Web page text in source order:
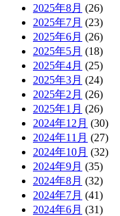
2025年8月 (26)
2025年7月 (23)
2025年6月 (26)
2025年5月 (18)
2025年4月 (25)
2025年3月 (24)
2025年2月 (26)
2025年1月 (26)
2024年12月 (30)
2024年11月 (27)
2024年10月 (32)
2024年9月 (35)
2024年8月 (32)
2024年7月 (41)
2024年6月 (31)